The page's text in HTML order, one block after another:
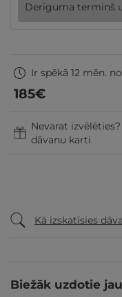
Derīguma termiņš
Ir spēkā 12 mēn.
185€
Nevarat
dāvanu karti
Kā izskatīsies
Biežāk uzdotie